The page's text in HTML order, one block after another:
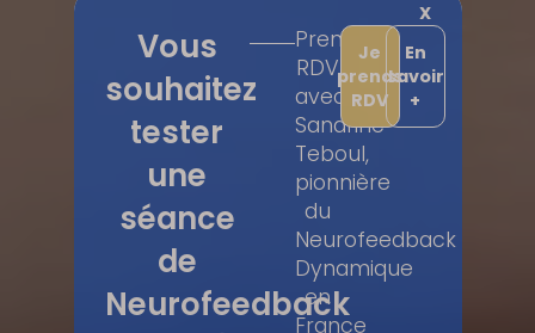
X
Vous
souhaitez
tester
une
séance
de
Neurofeedback
Prenez
RDV
avec
Sandrine
Teboul,
pionnière
du
Neurofeedback
Dynamique
en
France
Je
prends
RDV
En
savoir
+